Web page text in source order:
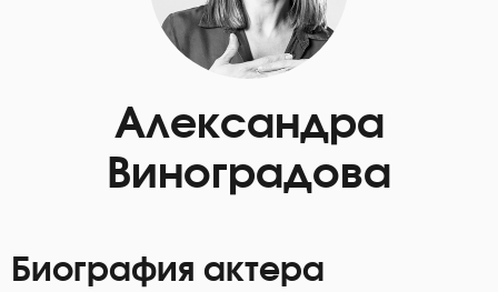
Александра
Виноградова
Биография актера